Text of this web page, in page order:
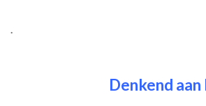
.
Denkend